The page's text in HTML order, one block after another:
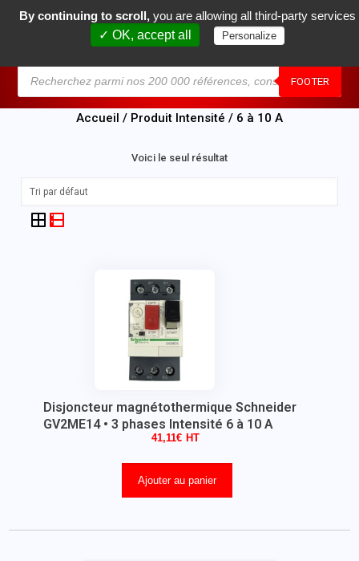
FOOTER
0
Accueil / Produit Intensité / 6 à 10 A
Voici le seul résultat
Disjoncteur magnétothermique Schneider
GV2ME14 • 3 phases Intensité 6 à 10 A
41,11€
Ajouter au panier
By continuing to scroll, you are allowing all third-party services
✓ OK, accept all
Personalize